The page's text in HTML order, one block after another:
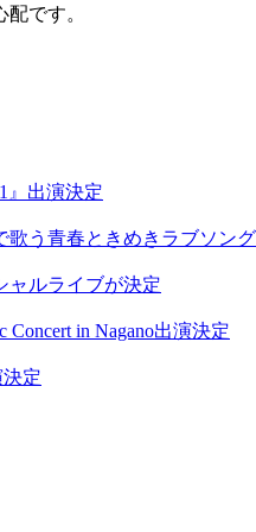
です。
』出演決定
う青春ときめきラブソン
ャルライブが決定
Concert in Nagano出演決定
定